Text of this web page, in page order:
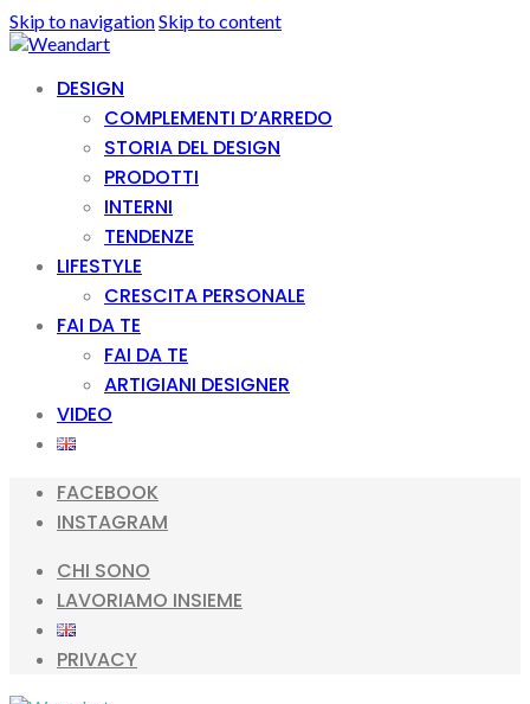
Skip to navigationSkip to content
DESIGN
COMPLEMENTI D’ARREDO
STORIA DEL DESIGN
PRODOTTI
INTERNI
TENDENZE
LIFESTYLE
CRESCITA PERSONALE
FAI DA TE
FAI DA TE
ARTIGIANI DESIGNER
VIDEO
FACEBOOK
INSTAGRAM
CHI SONO
LAVORIAMO INSIEME
PRIVACY